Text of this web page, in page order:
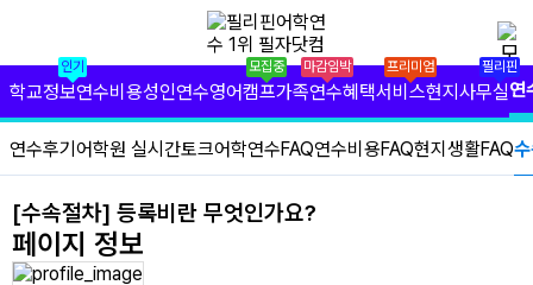
✕
필리핀 학원 정보
필리핀 연수 비용
유형별 필리핀 연수
필리핀 가족 연수
인기
학교정보연수비용성인연수
모집중
영어캠프
마감임박
가족연수
프리미엄
혜택서비스
필리핀
현지사무실연
연수후기어학원 실시간토크어학연수FAQ연수비용FAQ현지생활FAQ
[수속절차] 등록비란 무엇인가요?
페이지 정보